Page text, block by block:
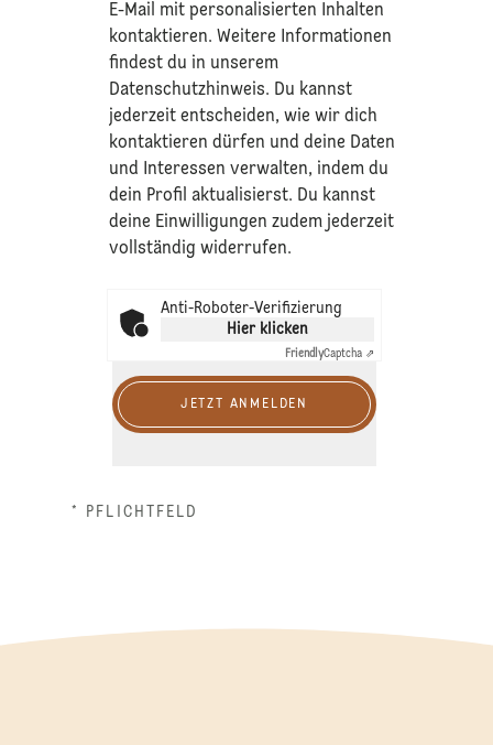
E-Mail mit personalisierten Inhalten
kontaktieren. Weitere Informationen
findest du in unserem
Datenschutzhinweis. Du kannst
jederzeit entscheiden, wie wir dich
kontaktieren dürfen und deine Daten
und Interessen verwalten, indem du
dein Profil aktualisierst. Du kannst
deine Einwilligungen zudem jederzeit
vollständig widerrufen.
Anti-Roboter-Verifizierung
Hier klicken
FriendlyCaptcha ⇗
JETZT ANMELDEN
* PFLICHTFELD